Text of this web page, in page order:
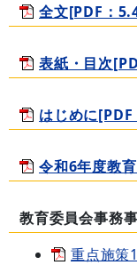
全文[PDF：
表紙・目次
はじめに
令和6年度教
教育委員会事務
重点施策